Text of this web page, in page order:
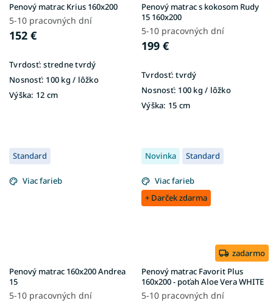
Penový matrac Krius 160x200
5-10 pracovných dní
152 €
Tvrdosť: stredne tvrdý
Nosnosť: 100 kg / lôžko
Výška: 12 cm
Penový matrac s kokosom Rudy
15 160x200
5-10 pracovných dní
199 €
Tvrdosť: tvrdý
Nosnosť: 100 kg / lôžko
Výška: 15 cm
Standard
Viac farieb
Penový matrac 160x200 Andrea
15
5-10 pracovných dní
Novinka Standard
Viac farieb
+ Darček zdarma
zadarmo
Penový matrac Favorit Plus
160x200 - poťah Aloe Vera WHITE
5-10 pracovných dní